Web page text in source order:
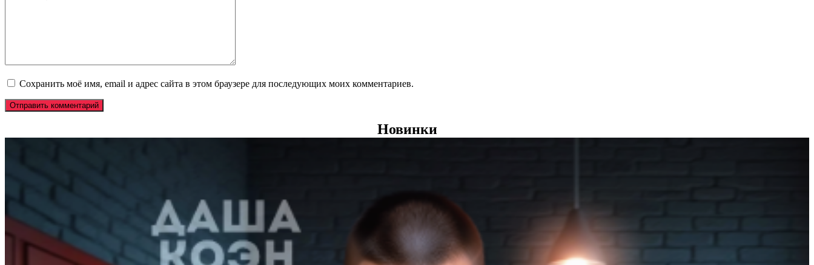
Сохранить моё имя, email и адрес сайта в этом браузере для последующих моих комментариев.
Новинки